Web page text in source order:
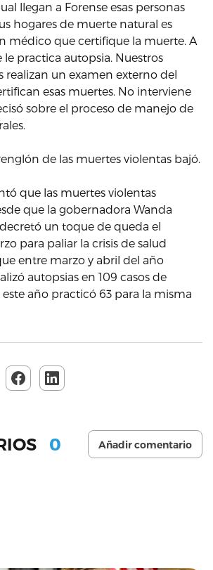
llegan a Forense esas personas
hogares de muerte natural es
médico que certifique la muerte. A
le practica autopsia. Nuestros
realizan un examen externo del
esas muertes. No interviene
sobre el proceso de manejo de
de las muertes violentas bajó.
que las muertes violentas
que la gobernadora Wanda
un toque de queda el
para paliar la crisis de salud
entre marzo y abril del año
autopsias en 109 casos de
año practicó 63 para la misma
0 Añadir comentario